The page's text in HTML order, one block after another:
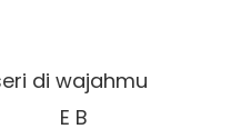
di wajahmu
E B